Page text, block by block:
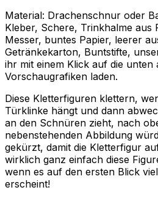
Material: Drachenschnur oder
Kleber, Schere, Trinkhalme aus
Messer, buntes Papier, leerer
Getränkekarton, Buntstifte,
ihr mit einem Klick auf die unten
Vorschaugrafiken laden.
Diese Kletterfiguren klettern,
Türklinke hängt und dann
an den Schnüren zieht, nach
nebenstehenden Abbildung
gekürzt, damit die Kletterfigur
wirklich ganz einfach diese
wenn es auf den ersten Blick
erscheint!